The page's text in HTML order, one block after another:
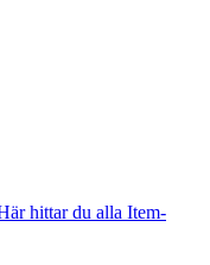
hittar du alla Item-